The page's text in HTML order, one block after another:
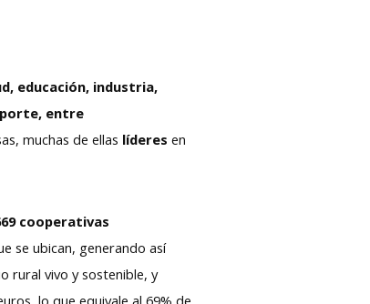
educación, industria,
entre
muchas de ellas líderes en
cooperativas
se ubican, generando así
rural vivo y sostenible, y
lo que equivale al 69% de